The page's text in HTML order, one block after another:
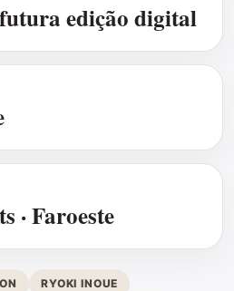
edição digital
· Faroeste
RYOKI INOUE